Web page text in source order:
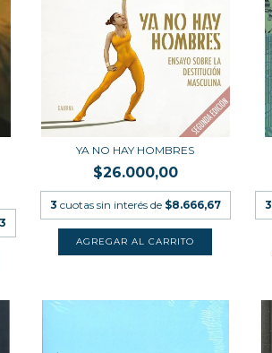
YA NO HAY HOMBRES
$26.000,00
3 cuotas sin interés de $8.666,67 3